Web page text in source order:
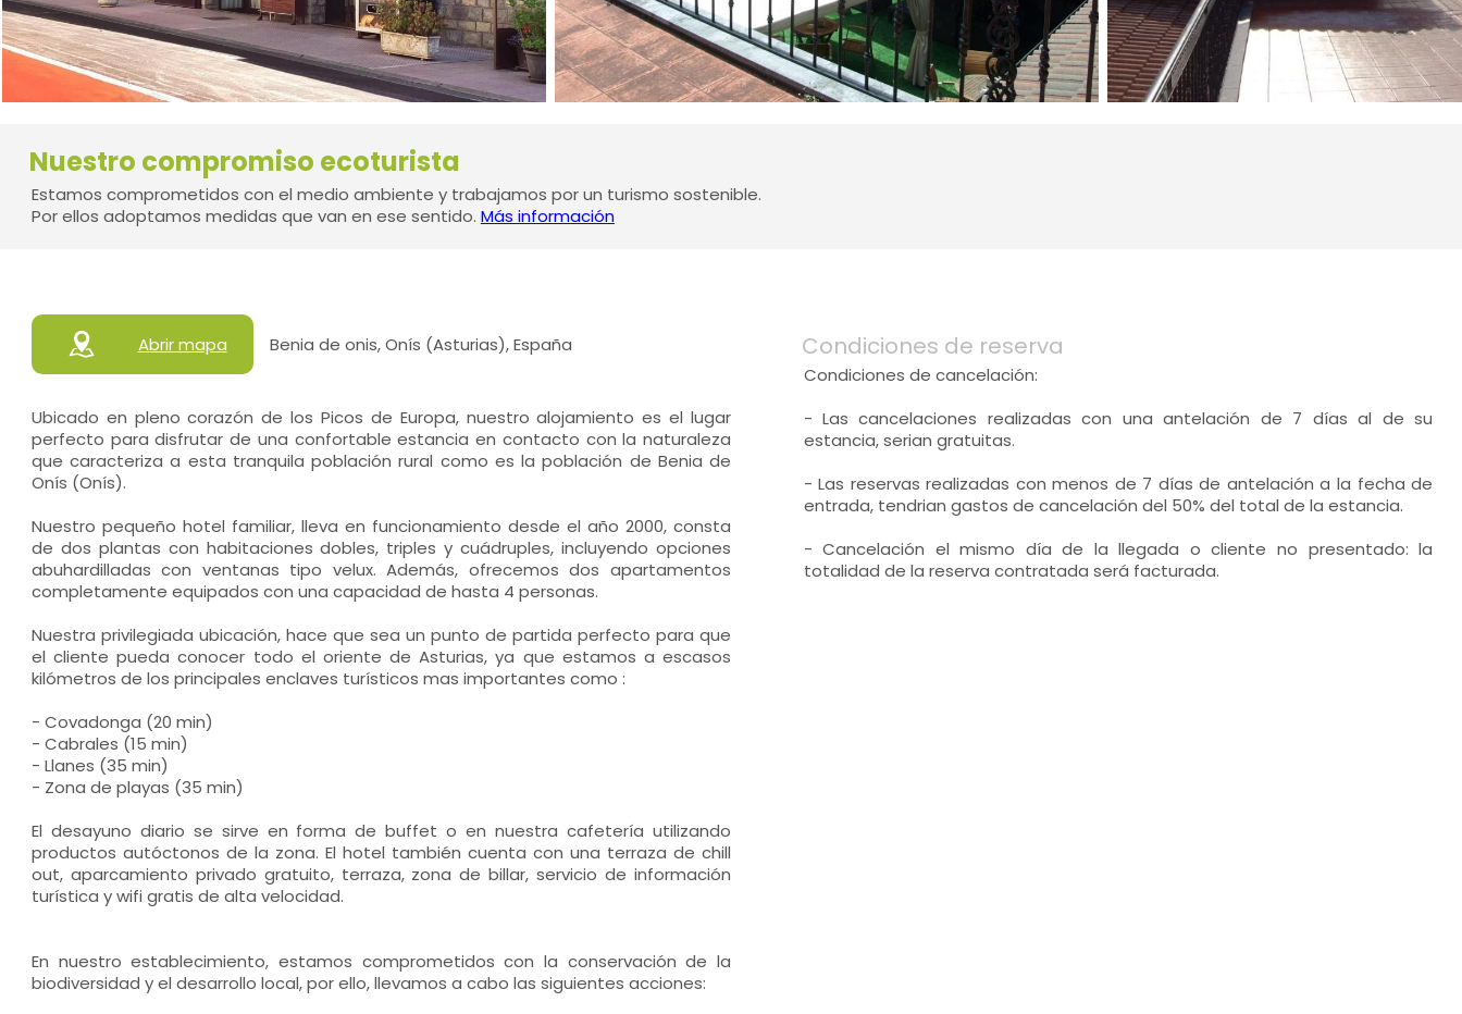
Nuestro compromiso ecoturista
Estamos comprometidos con el medio ambiente y trabajamos por un turismo sostenible.
Por ellos adoptamos medidas que van en ese sentido. Más información
Abrir mapa Benia de onis, Onís (Asturias), España
Ubicado en pleno corazón de los Picos de Europa, nuestro alojamiento es el lugar
perfecto para disfrutar de una confortable estancia en contacto con la naturaleza
que caracteriza a esta tranquila población rural como es la población de Benia de
Onís (Onís).
Nuestro pequeño hotel familiar, lleva en funcionamiento desde el año 2000, consta
de dos plantas con habitaciones dobles, triples y cuádruples, incluyendo opciones
abuhardilladas con ventanas tipo velux. Además, ofrecemos dos apartamentos
completamente equipados con una capacidad de hasta 4 personas.
Nuestra privilegiada ubicación, hace que sea un punto de partida perfecto para que
el cliente pueda conocer todo el oriente de Asturias, ya que estamos a escasos
kilómetros de los principales enclaves turísticos mas importantes como :
- Covadonga (20 min)
- Cabrales (15 min)
- Llanes (35 min)
- Zona de playas (35 min)
El desayuno diario se sirve en forma de buffet o en nuestra cafetería utilizando
productos autóctonos de la zona. El hotel también cuenta con una terraza de chill
out, aparcamiento privado gratuito, terraza, zona de billar, servicio de información
turística y wifi gratis de alta velocidad.
En nuestro establecimiento, estamos comprometidos con la conservación de la
biodiversidad y el desarrollo local, por ello, llevamos a cabo las siguientes acciones:
Condiciones de reserva
Condiciones de cancelación:
- Las cancelaciones realizadas con una antelación de 7 días al de su
estancia, serian gratuitas.
- Las reservas realizadas con menos de 7 días de antelación a la fecha de
entrada, tendrian gastos de cancelación del 50% del total de la estancia.
- Cancelación el mismo día de la llegada o cliente no presentado: la
totalidad de la reserva contratada será facturada.